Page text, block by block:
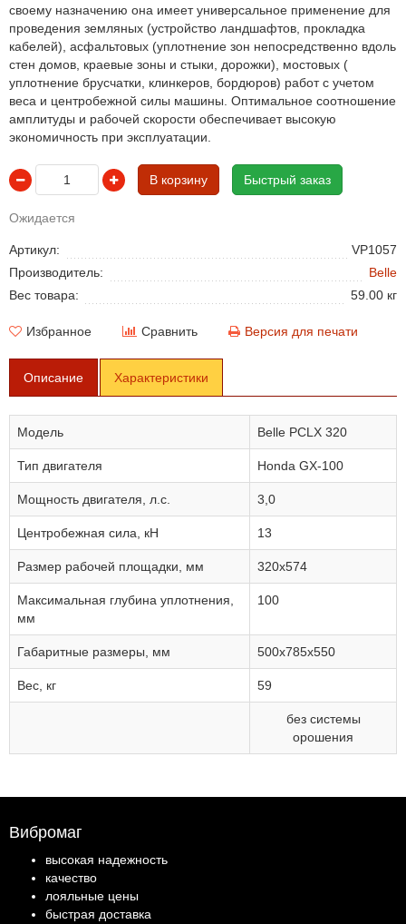
своему назначению она имеет универсальное применение для
проведения земляных (устройство ландшафтов, прокладка
кабелей), асфальтовых (уплотнение зон непосредственно вдоль
стен домов, краевые зоны и стыки, дорожки), мостовых (
уплотнение брусчатки, клинкеров, бордюров) работ с учетом
веса и центробежной силы машины. Оптимальное соотношение
амплитуды и рабочей скорости обеспечивает высокую
экономичность при эксплуатации.
В корзину Быстрый заказ
Ожидается
Артикул:
VP1057
Производитель:
Belle
Вес товара:
59.00 кг
Избранное Сравнить Версия для печати
Описание Характеристики
Модель Belle PCLX 320
Тип двигателя Honda GX-100
Мощность двигателя, л.с. 3,0
Центробежная сила, кН 13
Размер рабочей площадки, мм 320х574
Максимальная глубина уплотнения,
мм
100
Габаритные размеры, мм 500х785х550
Вес, кг 59
без системы
орошения
Вибромаг
высокая надежность
качество
лояльные цены
быстрая доставка